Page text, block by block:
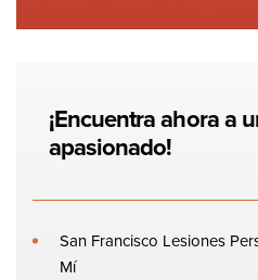
¡Encuentra ahora a
apasionado!
San Francisco Lesiones
Mí